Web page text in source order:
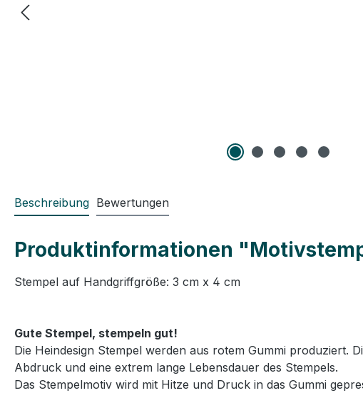
Beschreibung Bewertungen
Produktinformationen
Stempel auf Handgriffgröße: 3 cm x 4 cm
Gute Stempel, stempeln gut!
Die Heindesign Stempel werden aus rotem Gummi produziert.
Abdruck und eine extrem lange Lebensdauer des Stempels.
Das Stempelmotiv wird mit Hitze und Druck in das Gummi